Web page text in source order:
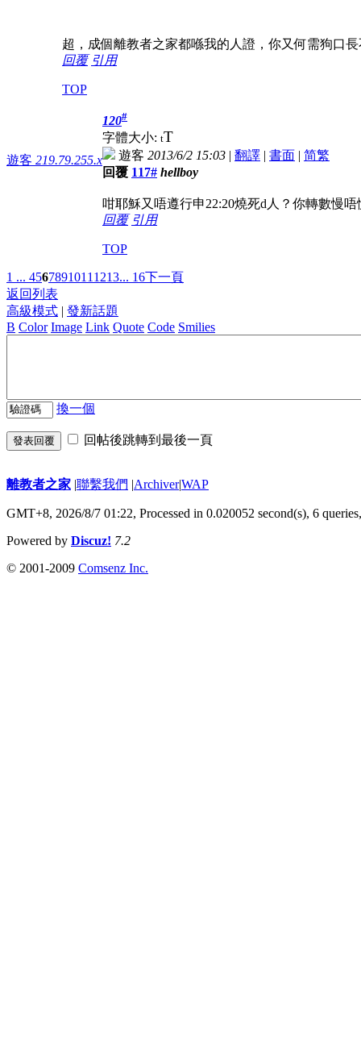
超，成個離教者之家都喺我的人證，你又何需狗口
回覆 引用
TOP
遊客 219.79.255.x
120#
字體大小: tT
遊客 2013/6/2 15:03 | 翻譯 | 書面 | 简繁
回覆 117# hellboy
咁耶穌又唔遵行申22:20燒死d人？你轉數慢唔
回覆 引用
TOP
1 ... 4567891011 1213... 16下一頁
返回列表
高級模式 | 發新話題
B Color Image Link Quote Code Smilies
換一個
發表回覆 回帖後跳轉到最後一頁
離教者之家 |聯繫我們 |Archiver|WAP
GMT+8, 2026/8/7 01:22, Processed in 0.020052 second(s), 6
Powered by Discuz! 7.2
© 2001-2009 Comsenz Inc.